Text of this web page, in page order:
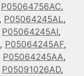
P05064756AC,
, P05064245AL,
P05064245AI,
, P05064245AF,
P05064245AA,
P05091026AD,